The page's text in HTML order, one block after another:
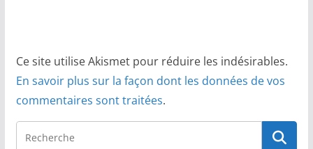
Ce site utilise Akismet pour réduire les indésirables.
En savoir plus sur la façon dont les données de vos
commentaires sont traitées.